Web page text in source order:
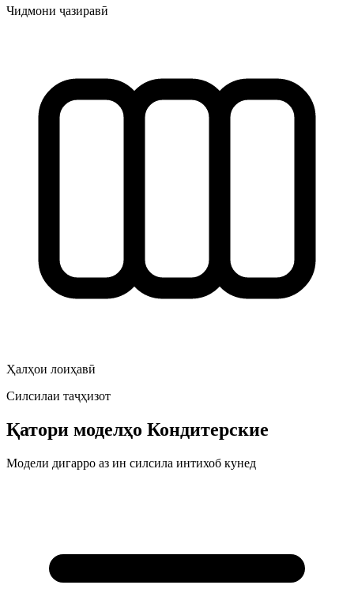
Чидмони ҷазиравӣ
Ҳалҳои лоиҳавӣ
Силсилаи таҷҳизот
Қатори моделҳо Кондитерские
Модели дигарро аз ин силсила интихоб кунед